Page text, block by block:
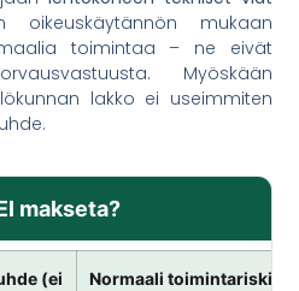
oikeuskäytännön mukaan
toimintaa – ne eivät
Myöskään
lakko ei useimmiten
makseta?
(ei
Normaali toimintariski